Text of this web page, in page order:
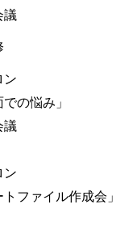
議
ン
の悩み」
議
ン
ファイル作成会」